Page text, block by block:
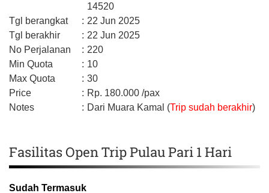
14520
Tgl berangkat
: 22 Jun 2025
Tgl berakhir
: 22 Jun 2025
No Perjalanan
: 220
Min Quota
: 10
Max Quota
: 30
Price
: Rp. 180.000 /pax
Notes
: Dari Muara Kamal (Trip sudah berakhir)
Fasilitas Open Trip Pulau Pari 1 Hari
Sudah Termasuk